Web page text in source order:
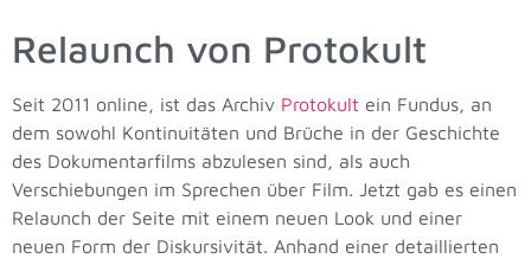
Relaunch von Protokult
Seit 2011 online, ist das Archiv Protokult ein Fundus, an
dem sowohl Kontinuitäten und Brüche in der Geschichte
des Dokumentarfilms abzulesen sind, als auch
Verschiebungen im Sprechen über Film. Jetzt gab es einen
Relaunch der Seite mit einem neuen Look und einer
neuen Form der Diskursivität. Anhand einer detaillierten